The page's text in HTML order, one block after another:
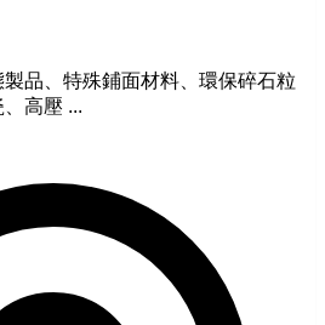
品、特殊鋪面材料、環保碎石粒
高壓 ...